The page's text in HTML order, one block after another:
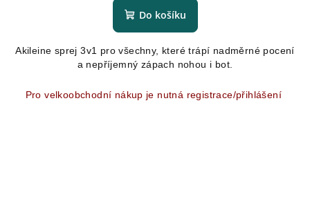
Do košíku
Akileine sprej 3v1 pro všechny, které trápí nadměrné pocení
a nepříjemný zápach nohou i bot.
Pro velkoobchodní nákup je nutná registrace/přihlášení